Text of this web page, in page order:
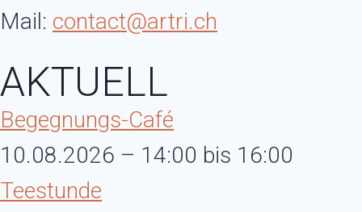
Mail: contact@artri.ch
AKTUELL
Begegnungs-Café
10.08.2026 – 14:00 bis 16:00
Teestunde